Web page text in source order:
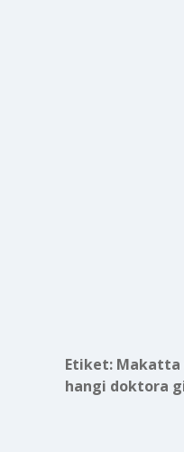
Etiket: Makatta
hangi doktora